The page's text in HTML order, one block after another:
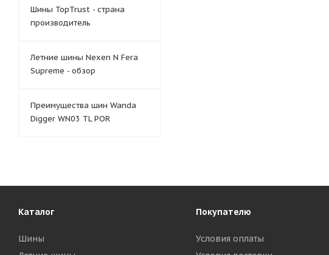
Шины TopTrust - страна
производитель
Летние шины Nexen N Fera
Supreme - обзор
Преимущества шин Wanda
Digger WN03 TL POR
Каталог
Шины
Покупателю
Условия оплаты